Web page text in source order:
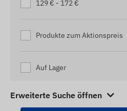
129 € - 172 €
Produkte zum Aktionspreis
Auf Lager
Erweiterte Suche öffnen